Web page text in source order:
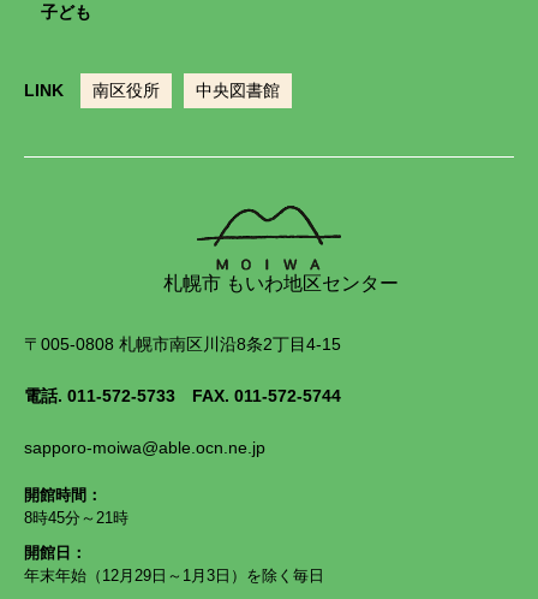
子ども
LINK 南区役所 中央図書館
札幌市 もいわ地区センター
〒005-0808 札幌市南区川沿8条2丁目4-15
電話. 011-572-5733 FAX. 011-572-5744
sapporo-moiwa@able.ocn.ne.jp
開館時間：
8時45分～21時
開館日：
年末年始（12月29日～1月3日）を除く毎日